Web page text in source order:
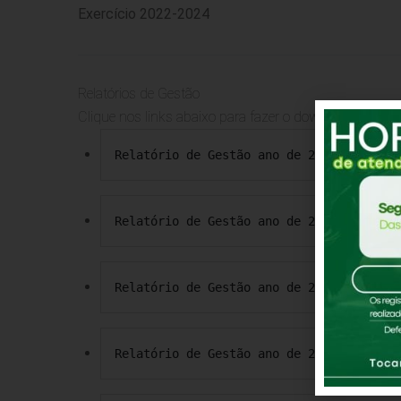
Exercício 2022-2024
Relatório de Gestão ano de 2024
Relatório de Gestão ano de 2023
Relatório de Gestão ano de 2022
Relatório de Gestão ano de 2021